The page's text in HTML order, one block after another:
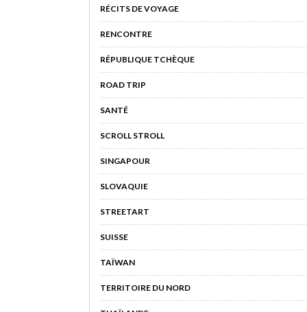
RÉCITS DE VOYAGE
RENCONTRE
RÉPUBLIQUE TCHÈQUE
ROAD TRIP
SANTÉ
SCROLL STROLL
SINGAPOUR
SLOVAQUIE
STREETART
SUISSE
TAÏWAN
TERRITOIRE DU NORD